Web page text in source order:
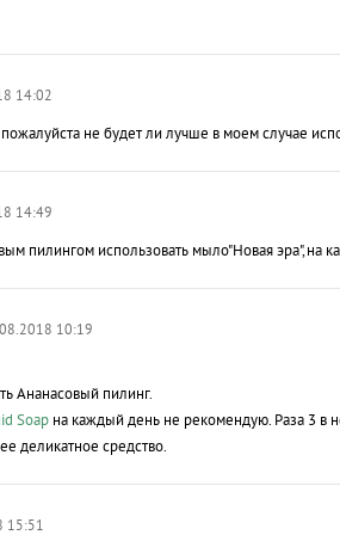
14:02
не будет ли лучше в моем случае
14:49
пилингом использовать мыло"Новая эра",на
10:19
Ананасовый пилинг.
Soap на каждый день не рекомендую. Раза 3 в
деликатное средство.
15:51